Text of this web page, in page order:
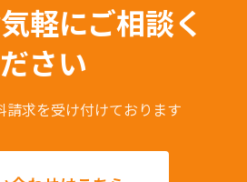
軽にご相談く
ださい
請求を受け付けております